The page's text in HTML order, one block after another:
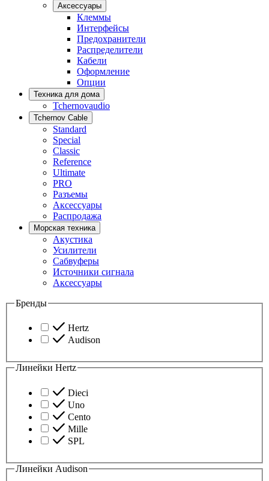
Аксессуары
Клеммы
Интерфейсы
Предохранители
Распределители
Кабели
Оформление
Опции
Техника для дома
Tchernovaudio
Tchernov Cable
Standard
Special
Classic
Reference
Ultimate
PRO
Разъемы
Аксессуары
Распродажа
Морская техника
Акустика
Усилители
Сабвуферы
Источники сигнала
Аксессуары
Бренды
Hertz
Audison
Линейки Hertz
Dieci
Uno
Cento
Mille
SPL
Линейки Audison